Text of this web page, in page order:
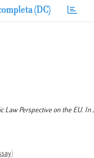
(DC)
Perspective on the EU.